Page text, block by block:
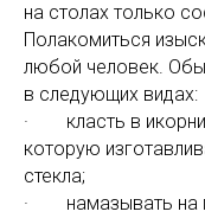
на столах только
Полакомиться
любой человек.
в следующих видах:
· класть в
которую
стекла;
· намазывать на